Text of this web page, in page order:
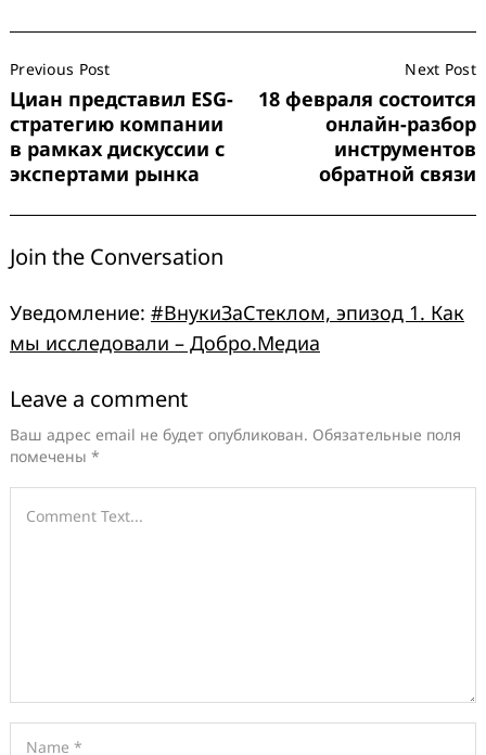
Navigation
Previous Post
Циан представил ESG-
стратегию компании
в рамках дискуссии с
экспертами рынка
Next Post
18 февраля состоится
онлайн-разбор
инструментов
обратной связи
Join the Conversation
Уведомление: #ВнукиЗаСтеклом, эпизод 1. Как
мы исследовали – Добро.Медиа
Leave
a
comment
Leave a comment
Ваш адрес email не будет опубликован. Обязательные поля
помечены *